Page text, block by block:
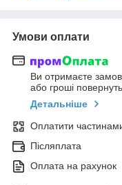
Умови оплати
Ви отримаєте
або гроші
Детальніше
Оплатити
Післяплата
Оплата на рахунок